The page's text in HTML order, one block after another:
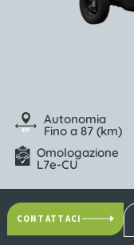
Autonomia
Fino a 87 (km)
Omologazione
L7e-CU
CONTATTACI